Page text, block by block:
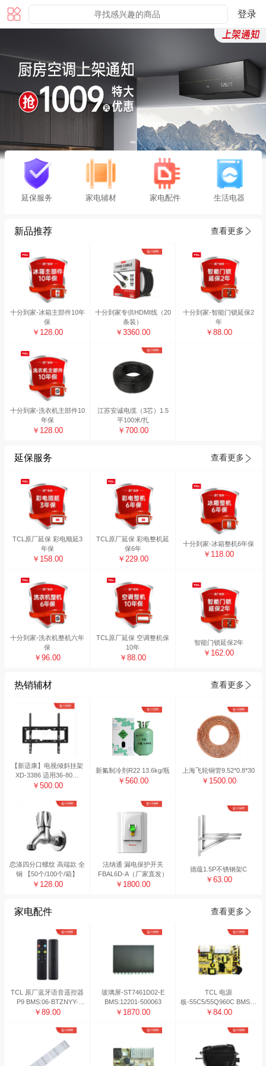
登录
延保服务 家电辅材 家电配件 生活电器
新品推荐 查看更多
十分到家-冰箱主部件10年
保
￥128.00
十分到家专供HDMI线（20
条装）
￥3360.00
十分到家-智能门锁延保2
年
￥88.00
十分到家-洗衣机主部件10
年保
￥128.00
江苏安诚电缆（3芯）1.5
平100米/扎
￥700.00
延保服务 查看更多
TCL原厂延保 彩电顺延3
年保
￥158.00
TCL原厂延保 彩电整机延
保6年
￥229.00
十分到家-冰箱整机6年保
￥118.00
十分到家-洗衣机整机六年
保
￥96.00
TCL原厂延保 空调整机保
10年
￥88.00
智能门锁延保2年
￥162.00
热销辅材 查看更多
【新适康】电视倾斜挂架
XD-3386 适用36-80寸
（10副装）
￥500.00
新氟制冷剂R22 13.6kg/瓶
￥560.00
上海飞轮铜管9.52*0.8*30
￥1500.00
恋涤四分口螺纹 高端款 全
铜 【50个/100个/箱】
￥128.00
法纳通 漏电保护开关
FBAL6D-A（厂家直发）
￥1800.00
德蕴1.5P不锈钢架C
￥63.00
家电配件 查看更多
TCL 原厂蓝牙语音遥控器
P9 BMS:06-BTZNYY-
BRC802D
￥89.00
玻璃屏-ST7461D02-E
BMS:12201-500063
￥1870.00
TCL 电源
板-55C5/55Q960C BMS系
统编码：08-L171H34-
发货 非工作日发货时间顺
￥84.00